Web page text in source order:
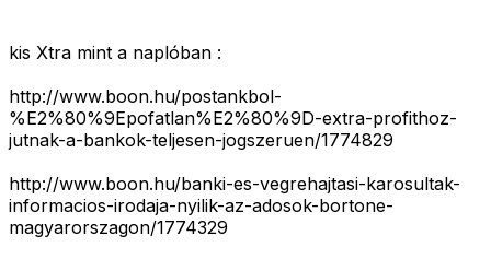
kis Xtra mint a naplóban :
http://www.boon.hu/postankbol-
%E2%80%9Epofatlan%E2%80%9D-extra-profithoz-
jutnak-a-bankok-teljesen-jogszeruen/1774829
http://www.boon.hu/banki-es-vegrehajtasi-karosultak-
informacios-irodaja-nyilik-az-adosok-bortone-
magyarorszagon/1774329